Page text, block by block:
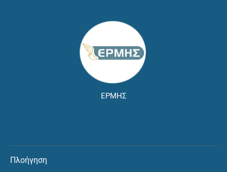
ΕΡΜΗΣ
Πλοήγηση